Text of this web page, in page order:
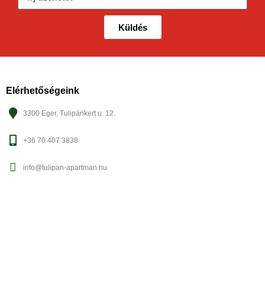
Küldés
Elérhetőségeink
3300 Eger, Tulipánkert u. 12.
+36 70 407 3838
info@tulipan-apartman.hu